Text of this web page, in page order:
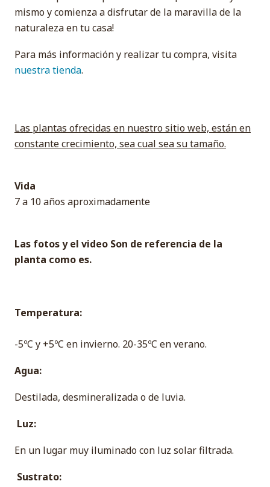
mismo y comienza a disfrutar de la maravilla de la
naturaleza en tu casa!
Para más información y realizar tu compra, visita
nuestra tienda.
Las plantas ofrecidas en nuestro sitio web, están en
constante crecimiento, sea cual sea su tamaño.
Vida
7 a 10 años aproximadamente
Las fotos y el video Son de referencia de la
planta como es.
Temperatura:
-5ºC y +5ºC en invierno. 20-35ºC en verano.
Agua:
Destilada, desmineralizada o de luvia.
Luz:
En un lugar muy iluminado con luz solar filtrada.
Sustrato: